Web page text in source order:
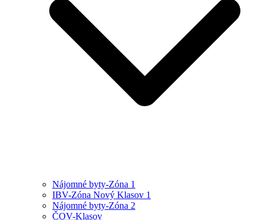
Nájomné byty-Zóna 1
IBV-Zóna Nový Klasov 1
Nájomné byty-Zóna 2
ČOV-Klasov